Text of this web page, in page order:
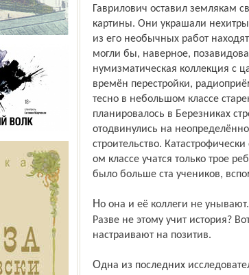
Гаврилович оставил землякам
картины. Они украшали
из его необычных работ
могли бы, наверное,
нумизматическая коллекция с
времён перестройки,
тесно в небольшом классе
планировалось в Березниках
отодвинулись на
строительство.
ом классе учатся только трое
было больше ста учеников,
Но она и её коллеги не унывают. Сколько раз восставала из небытия русская деревня!
Разве не этому учит история?
настраивают на позитив.
Одна из последних исследовательских работ, которую проводили школьники, была